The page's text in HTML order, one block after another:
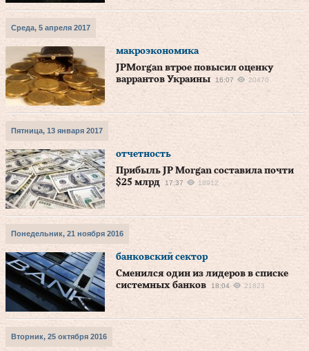
Среда, 5 апреля 2017
макроэкономика
JPMorgan втрое повысил оценку
варрантов Украины
16:07 20470
Пятница, 13 января 2017
отчетность
Прибыль JP Morgan составила почти
$25 млрд
17:37 18912
Понедельник, 21 ноября 2016
банковский сектор
Сменился один из лидеров в списке
системных банков
18:04 21823
Вторник, 25 октября 2016